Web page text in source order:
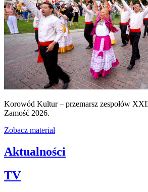
Korowód Kultur – przemarsz zespołów
Zamość 2026.
Zobacz materiał
Aktualności
TV